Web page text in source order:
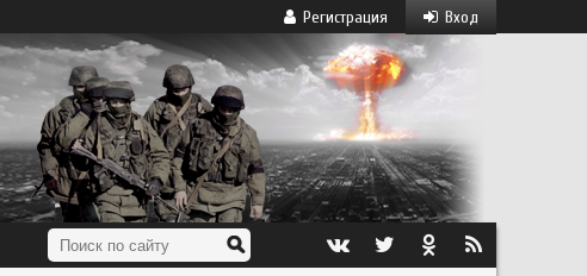
Вход
Регистрация